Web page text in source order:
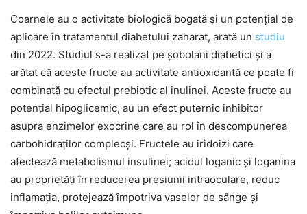
Coarnele au o activitate biologică bogată și un potențial de
aplicare în tratamentul diabetului zaharat, arată un studiu
din 2022. Studiul s-a realizat pe șobolani diabetici și a
arătat că aceste fructe au activitate antioxidantă ce poate fi
combinată cu efectul prebiotic al inulinei. Aceste fructe au
potențial hipoglicemic, au un efect puternic inhibitor
asupra enzimelor exocrine care au rol în descompunerea
carbohidraților complecși. Fructele au iridoizi care
afectează metabolismul insulinei; acidul loganic și loganina
au proprietăți în reducerea presiunii intraoculare, reduc
inflamația, protejează împotriva vaselor de sânge și